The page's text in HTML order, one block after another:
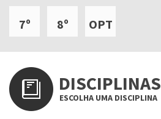
7º 8º OPT
DISCIPLINAS
ESCOLHA UMA DISCIPLINA